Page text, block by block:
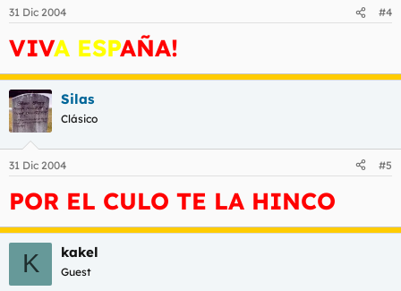
31 Dic 2004 #4
VIVA ESPAÑA!
Silas
Clásico
31 Dic 2004 #5
POR EL CULO TE LA HINCO
K kakel
Guest